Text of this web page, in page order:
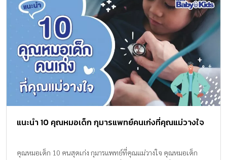
แนะนำ 10 คุณหมอเด็ก กุมารแพทย์คนเก่งที่คุณแม่วางใจ
คุณหมอเด็ก 10 คนสุดเก่ง กุมารแพทย์ที่คุณแม่วางใจ คุณหมอเด็ก